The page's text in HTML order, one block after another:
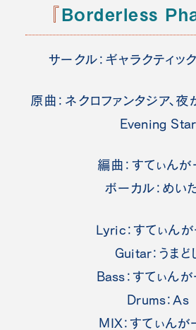
『Borderless
サークル：ギャラクティッ
原曲：ネクロファンタジア、
Evening Star
編曲：すてぃん
ボーカル：めい
Lyric：すてぃん
Guitar：うまど
Bass：すてぃん
Drums：As
MIX：すてぃん